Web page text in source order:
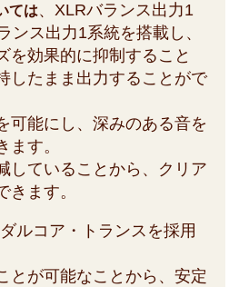
ては、XLRバランス出力1
ンス出力1系統を搭載し、
を効果的に抑制すること
したまま出力することがで
可能にし、深みのある音を
ます。
していることから、クリア
きます。
ダルコア・トランスを採用
とが可能なことから、安定